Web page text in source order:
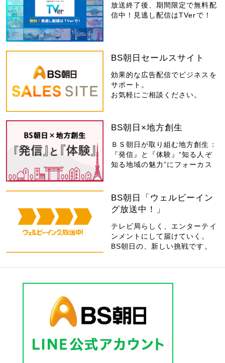
放送終了後、期間限定で無料配
信中！見逃し配信はTVerで！
BS朝日セールスサイト
効果的な広告配信でビジネスを
サポート。
お気軽にご相談ください。
BS朝日×地方創生
ＢＳ朝日が取り組む地方創生：
『発信』と『体験』“知る人ぞ
知る地域の魅力”にフォーカス
BS朝日「ウェルビーイン
グ放送中！」
テレビ局らしく、エンターテイ
ンメントにして届けていく。
BS朝日の、新しい挑戦です。